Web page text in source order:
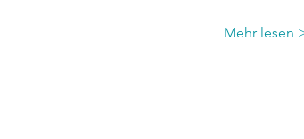
Mehr lesen